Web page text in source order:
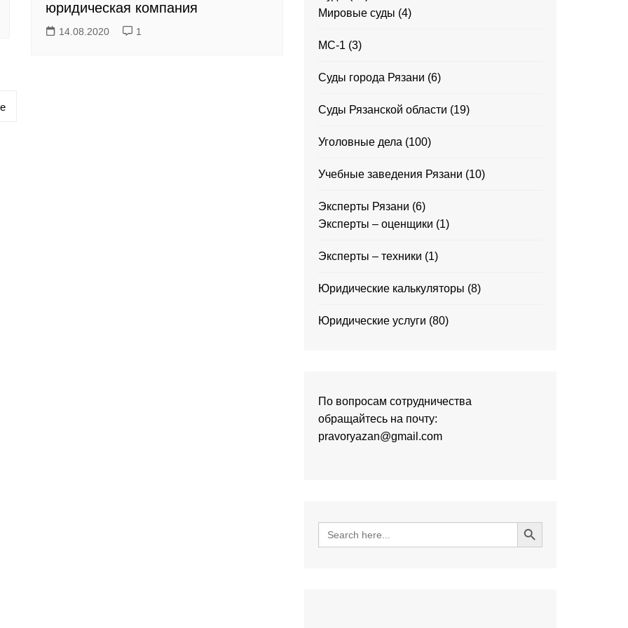
юридическая компания
14.08.2020 1
Мировые суды (4)
МС-1 (3)
Суды города Рязани (6)
Суды Рязанской области (19)
Уголовные дела (100)
Учебные заведения Рязани (10)
Эксперты Рязани (6)
Эксперты – оценщики (1)
Эксперты – техники (1)
Юридические калькуляторы (8)
Юридические услуги (80)
По вопросам сотрудничества
обращайтесь на почту:
pravoryazan@gmail.com
Search
for:
Search Button